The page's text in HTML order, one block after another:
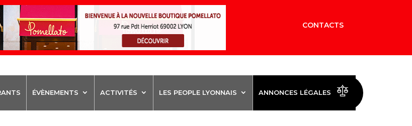
CONTACTS
ÉVÈNEMENTS ACTIVITÉS LES PEOPLE LYONNAIS ANNONCES LÉGALES